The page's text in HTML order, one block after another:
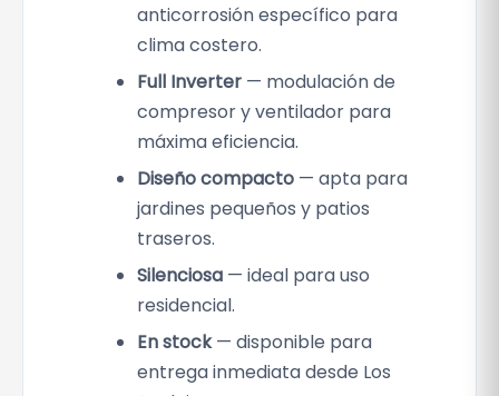
anticorrosión específico para
clima costero.
Full Inverter — modulación de
compresor y ventilador para
máxima eficiencia.
Diseño compacto — apta para
jardines pequeños y patios
traseros.
Silenciosa — ideal para uso
residencial.
En stock— disponible para
entrega inmediata desde Los